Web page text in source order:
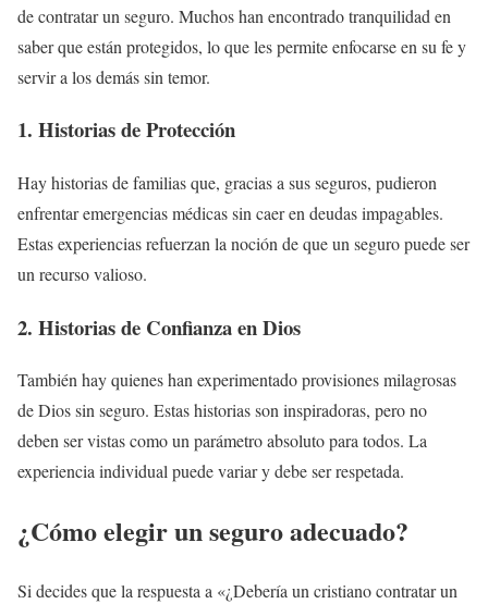
de contratar un seguro. Muchos han encontrado tranquilidad en
saber que están protegidos, lo que les permite enfocarse en su fe y
servir a los demás sin temor.
1. Historias de Protección
Hay historias de familias que, gracias a sus seguros, pudieron
enfrentar emergencias médicas sin caer en deudas impagables.
Estas experiencias refuerzan la noción de que un seguro puede ser
un recurso valioso.
2. Historias de Confianza en Dios
También hay quienes han experimentado provisiones milagrosas
de Dios sin seguro. Estas historias son inspiradoras, pero no
deben ser vistas como un parámetro absoluto para todos. La
experiencia individual puede variar y debe ser respetada.
¿Cómo elegir un seguro adecuado?
Si decides que la respuesta a «¿Debería un cristiano contratar un